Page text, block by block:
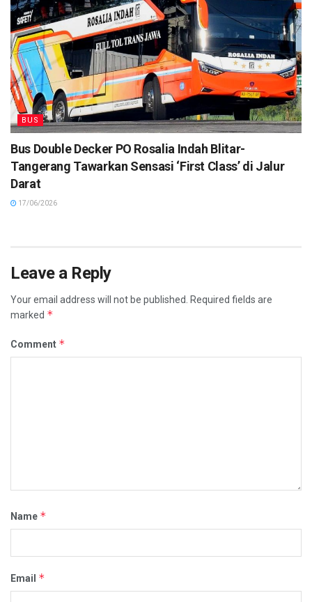
BUS
Bus Double Decker PO Rosalia Indah Blitar-
Tangerang Tawarkan Sensasi ‘First Class’ di Jalur
Darat
17/06/2026
Leave a Reply
Your email address will not be published.
Required fields are
marked *
Comment *
Name *
Email *